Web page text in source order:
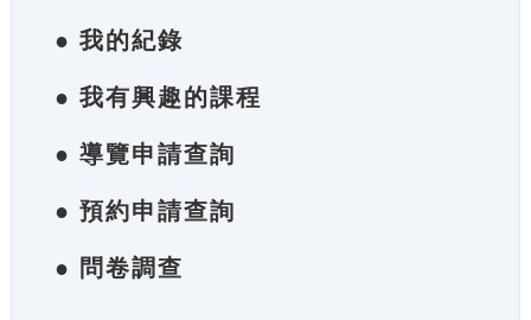
● 我的紀錄
● 我有興趣的課程
● 導覽申請查詢
● 預約申請查詢
● 問卷調查